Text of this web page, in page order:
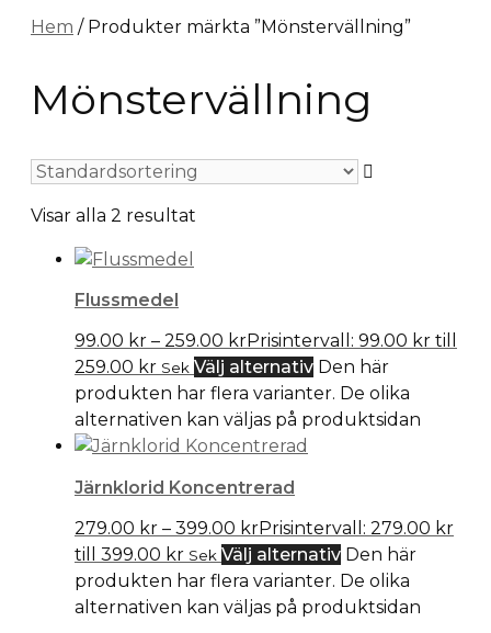
Hem / Produkter märkta ”Mönstervällning”
Mönstervällning
Visar alla 2 resultat
Flussmedel
99.00 kr – 259.00 krPrisintervall: 99.00 kr till
259.00 kr Sek Välj alternativ Den här
produkten har flera varianter. De olika
alternativen kan väljas på produktsidan
Järnklorid Koncentrerad
279.00 kr – 399.00 krPrisintervall: 279.00 kr
till 399.00 kr Sek Välj alternativ Den här
produkten har flera varianter. De olika
alternativen kan väljas på produktsidan